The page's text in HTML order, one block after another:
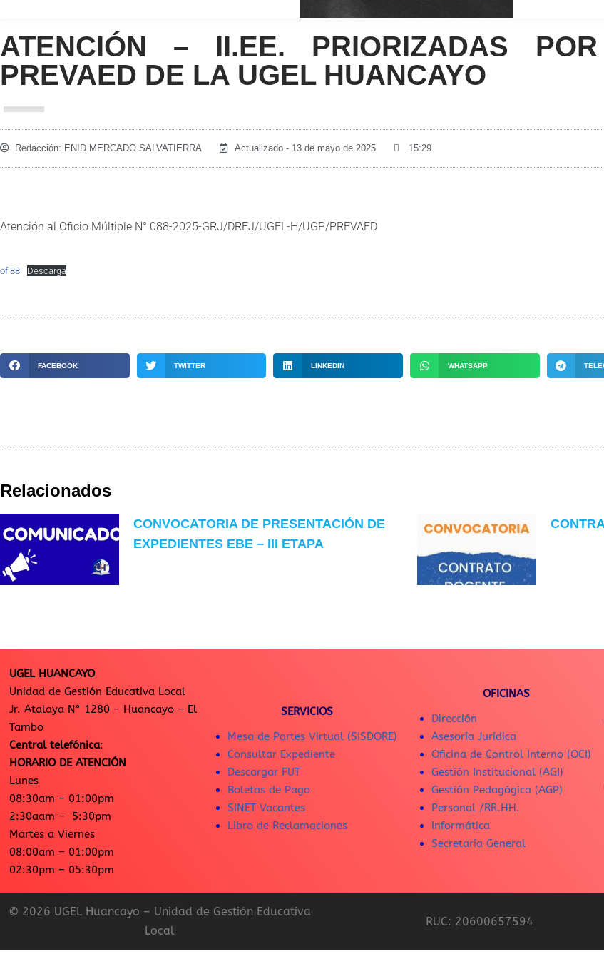
ATENCIÓN – II.EE. PRIORIZADAS
PREVAED DE LA UGEL HUANCAYO
Redacción: ENID MERCADO SALVATIERRA Actualizado - 13 de mayo de 2025 15:29
Atención al Oficio Múltiple N° 088-2025-GRJ/DREJ/UGEL-H/UGP/PREVAED
of 88 Descarga
FACEBOOK TWITTER LINKEDIN WHATSAPP
Relacionados
CONVOCATORIA DE PRESENTACIÓN DE
EXPEDIENTES EBE – III ETAPA
UGEL HUANCAYO
Unidad de Gestión Educativa Local
Jr. Atalaya N° 1280 – Huancayo – El
Tambo
Central telefónica:
HORARIO DE ATENCIÓN
Lunes
08:30am – 01:00pm
2:30aam – 5:30pm
Martes a Viernes
08:00am – 01:00pm
02:30pm – 05:30pm
SERVICIOS
Mesa de Partes Virtual (SISDORE)
Consultar Expediente
Descargar FUT
Boletas de Pago
SINET Vacantes
Libro de Reclamaciones
OFICINAS
Dirección
Asesoría Jurídica
Oficina de Control Interno (OCI)
Gestión Institucional (AGI)
Gestión Pedagógica (AGP)
Personal /RR.HH.
Informática
Secretaría General
© 2026 UGEL Huancayo – Unidad de Gestión Educativa
Local
RUC: 20600657594